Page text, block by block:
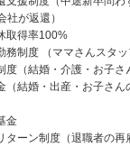
社が返還）
取得率100%
制度 （ママさんスタッ
（結婚・介護・お子さ
結婚・出産・お子さん
金
ーン制度（退職者の再